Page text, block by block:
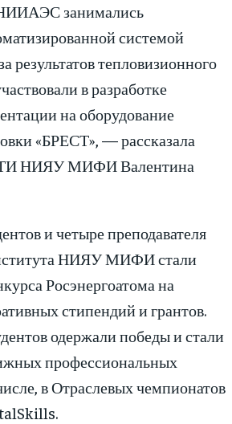
занимались
системой
результатов тепловизионного
в разработке
на оборудование
«БРЕСТ», — рассказала
НИЯУ МИФИ Валентина
и четыре преподавателя
НИЯУ МИФИ стали
Росэнергоатома на
стипендий и грантов.
одержали победы и стали
профессиональных
в Отраслевых чемпионатов